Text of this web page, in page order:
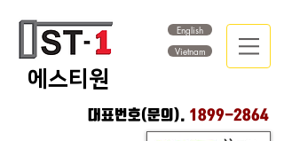
​에스티원
English
Vietnam
대표번호(문의). 1899-2864